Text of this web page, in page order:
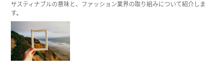
サスティナブルの意味と、ファッション業界の取り組みについて紹介しま
す。